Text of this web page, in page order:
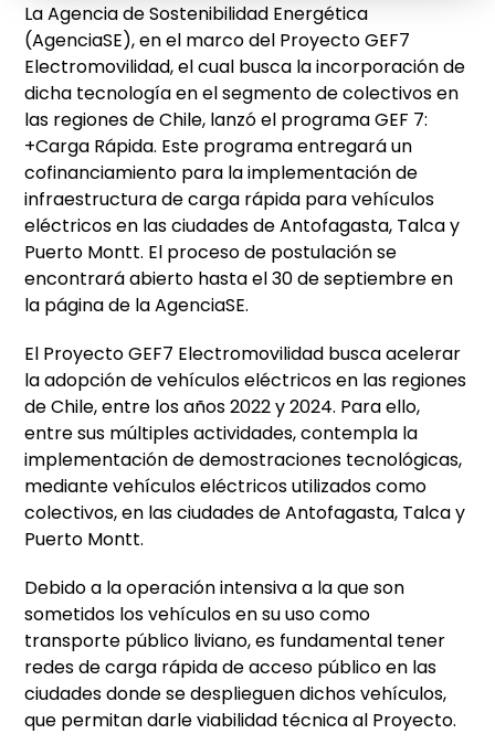
La Agencia de Sostenibilidad Energética
(AgenciaSE), en el marco del Proyecto GEF7
Electromovilidad, el cual busca la incorporación de
dicha tecnología en el segmento de colectivos en
las regiones de Chile, lanzó el programa GEF 7:
+Carga Rápida. Este programa entregará un
cofinanciamiento para la implementación de
infraestructura de carga rápida para vehículos
eléctricos en las ciudades de Antofagasta, Talca y
Puerto Montt. El proceso de postulación se
encontrará abierto hasta el 30 de septiembre en
la página de la AgenciaSE.
El Proyecto GEF7 Electromovilidad busca acelerar
la adopción de vehículos eléctricos en las regiones
de Chile, entre los años 2022 y 2024. Para ello,
entre sus múltiples actividades, contempla la
implementación de demostraciones tecnológicas,
mediante vehículos eléctricos utilizados como
colectivos, en las ciudades de Antofagasta, Talca y
Puerto Montt.
Debido a la operación intensiva a la que son
sometidos los vehículos en su uso como
transporte público liviano, es fundamental tener
redes de carga rápida de acceso público en las
ciudades donde se desplieguen dichos vehículos,
que permitan darle viabilidad técnica al Proyecto.